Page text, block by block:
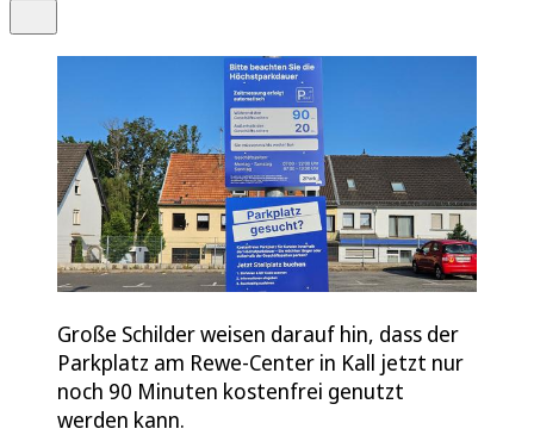
Große Schilder weisen darauf hin, dass der
Parkplatz am Rewe-Center in Kall jetzt nur
noch 90 Minuten kostenfrei genutzt
werden kann.